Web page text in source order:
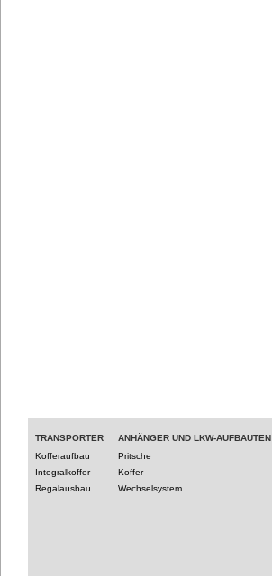
TRANSPORTER
Kofferaufbau
Integralkoffer
Regalausbau
ANHÄNGER UND LKW-AUFBAUTEN
Pritsche
Koffer
Wechselsystem